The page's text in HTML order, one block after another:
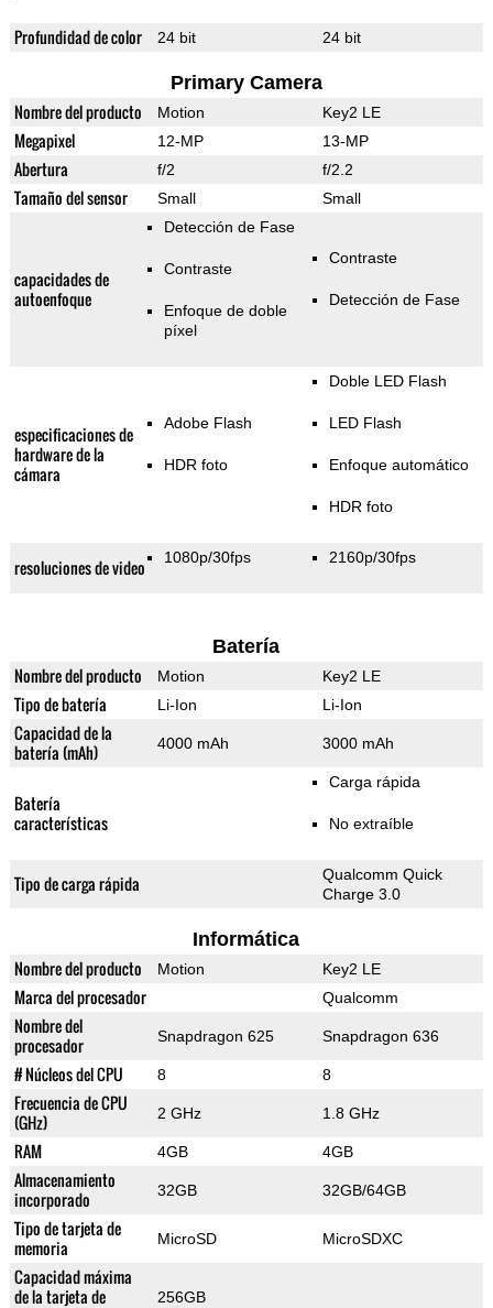
Profundidad de color 24 bit 24 bit
Primary Camera
Nombre del producto Motion Key2 LE
Megapixel 12-MP 13-MP
Abertura f/2 f/2.2
Tamaño del sensor Small Small
capacidades de
autoenfoque
Detección de Fase
Contraste
Enfoque de doble
píxel
Contraste
Detección de Fase
especificaciones de
hardware de la
cámara
Adobe Flash
HDR foto
Doble LED Flash
LED Flash
Enfoque automático
HDR foto
resoluciones de video 1080p/30fps 2160p/30fps
Batería
Nombre del producto Motion Key2 LE
Tipo de batería Li-Ion Li-Ion
Capacidad de la
batería (mAh)
4000 mAh 3000 mAh
Batería
características
Carga rápida
No extraíble
Tipo de carga rápida
Qualcomm Quick
Charge 3.0
Informática
Nombre del producto Motion Key2 LE
Marca del procesador Qualcomm
Nombre del
procesador
Snapdragon 625 Snapdragon 636
# Núcleos del CPU 8 8
Frecuencia de CPU
(GHz)
2 GHz 1.8 GHz
RAM 4GB 4GB
Almacenamiento
incorporado
32GB 32GB/64GB
Tipo de tarjeta de
memoria
MicroSD MicroSDXC
Capacidad máxima
de la tarjeta de
256GB